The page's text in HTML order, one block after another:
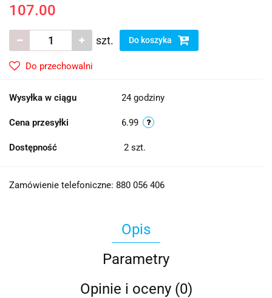
107.00
szt. Do koszyka
Do przechowalni
Wysyłka w ciągu 24 godziny
Cena przesyłki 6.99
Dostępność 2 szt.
Zamówienie telefoniczne: 880 056 406
Opis
Parametry
Opinie i oceny (0)